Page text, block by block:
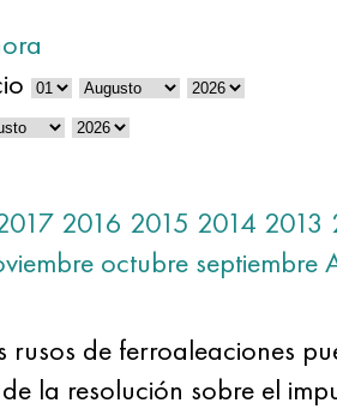
2016 2015 2014 2013
octubre septiembre
rusos de ferroaleaciones
la resolución sobre el